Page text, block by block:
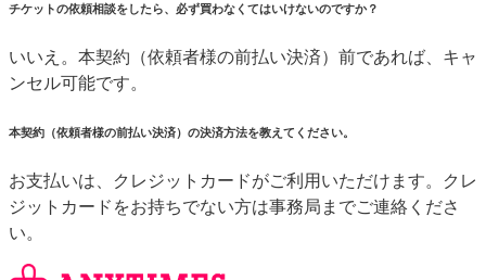
チケットの依頼相談をしたら、必ず買わなくてはいけないのですか？
いいえ。本契約（依頼者様の前払い決済）前であれば、キャ
ンセル可能です。
本契約（依頼者様の前払い決済）の決済方法を教えてください。
お支払いは、クレジットカードがご利用いただけます。クレ
ジットカードをお持ちでない方は事務局までご連絡くださ
い。